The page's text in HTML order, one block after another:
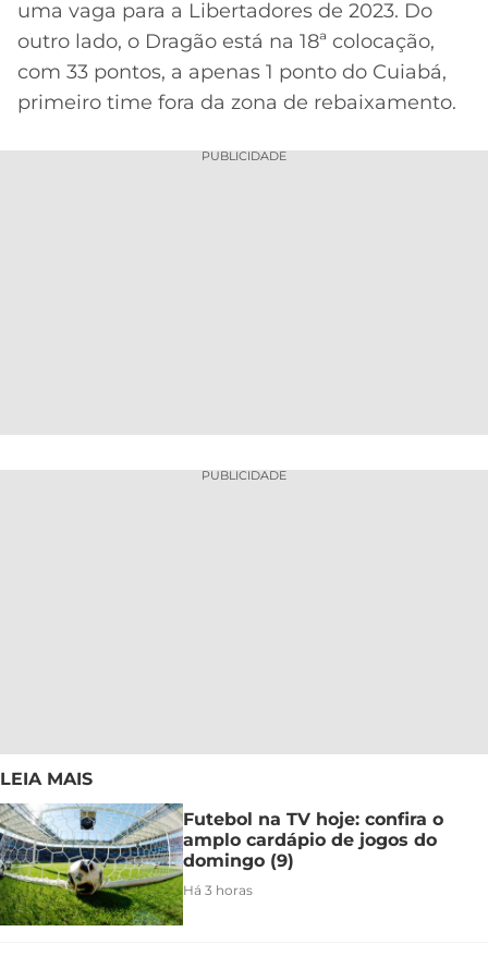
uma vaga para a Libertadores de 2023. Do
outro lado, o Dragão está na 18ª colocação,
com 33 pontos, a apenas 1 ponto do Cuiabá,
primeiro time fora da zona de rebaixamento.
PUBLICIDADE
PUBLICIDADE
LEIA MAIS
Futebol na TV hoje: confira o
amplo cardápio de jogos do
domingo (9)
Há 3 horas